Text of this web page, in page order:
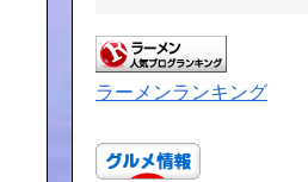
ラーメンランキング